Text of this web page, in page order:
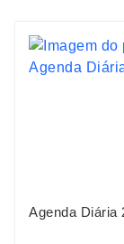
Agenda Diária